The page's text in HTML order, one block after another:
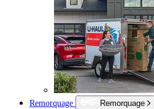
Remorquage
Remorquage